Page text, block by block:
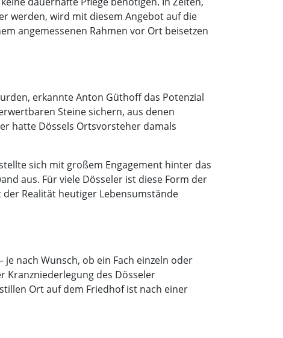
werden, wird mit diesem Angebot auf die
angemessenen Rahmen vor Ort beisetzen
erkannte Anton Güthoff das Potenzial
Steine sichern, aus denen
hatte Dössels Ortsvorsteher damals
sich mit großem Engagement hinter das
aus. Für viele Dösseler ist diese Form der
Realität heutiger Lebensumstände
nach Wunsch, ob ein Fach einzeln oder
Kranzniederlegung des Dösseler
Ort auf dem Friedhof ist nach einer